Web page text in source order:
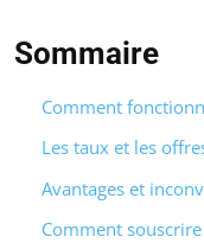
Sommaire
Comment
Les taux et les
Avantages et
Comment